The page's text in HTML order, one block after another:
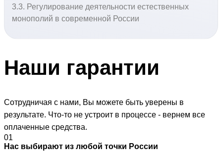
3.3. Регулирование деятельности естественных
монополий в современной России
Наши гарантии
Сотрудничая с нами, Вы можете быть уверены в
результате. Что-то не устроит в процессе - вернем все
оплаченные средства.
01
Нас выбирают из любой точки России